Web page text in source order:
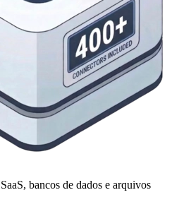
bancos de dados e arquivos